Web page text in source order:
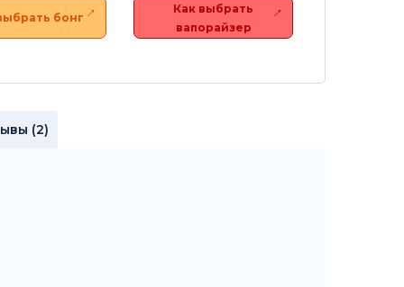
бонг
Как выбрать
вапорайзер
(2)